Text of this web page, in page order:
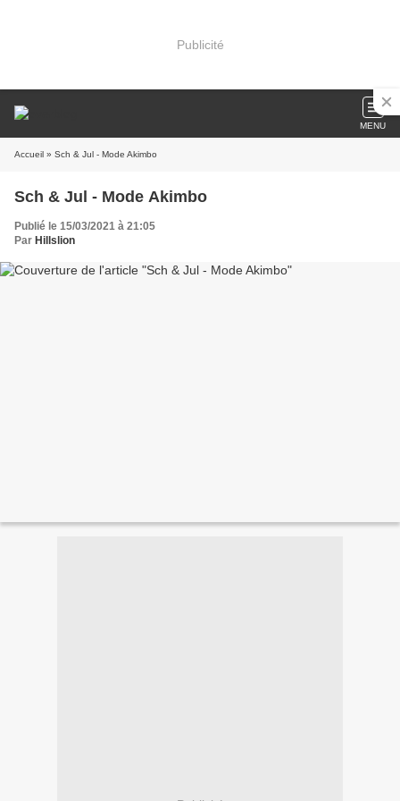
Publicité
MENU
Accueil » Sch & Jul - Mode Akimbo
Sch & Jul - Mode Akimbo
Publié le 15/03/2021 à 21:05
Par Hillslion